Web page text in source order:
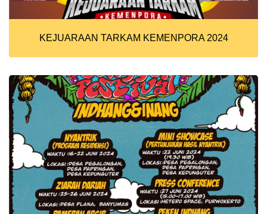
KEJUARAAN TARKAM KEMENPORA 2024